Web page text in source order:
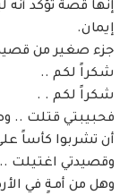
إنها قصة تؤكد
إيمان.
جزء صغير من
شكراً لكم ..
شكراً لكم . .
فحبيبتي قتلت ..
أن تشربوا كأساً
وقصيدتي اغتيلت ..
وهل من أمـةٍ في